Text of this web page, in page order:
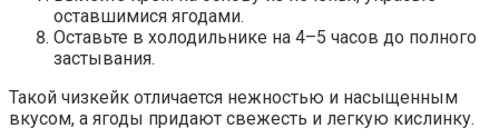
оставшимися ягодами.
Оставьте в холодильнике на 4–5 часов до полного
застывания.
Такой чизкейк отличается нежностью и насыщенным
вкусом, а ягоды придают свежесть и легкую кислинку.